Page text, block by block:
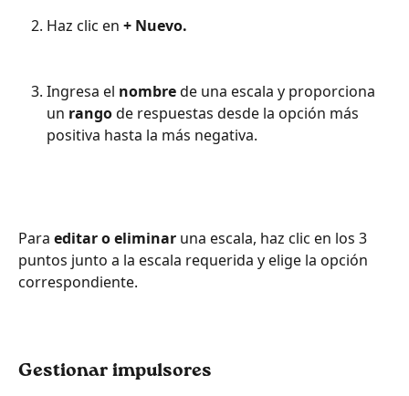
Haz clic en + Nuevo.
Ingresa el nombre de una escala y proporciona
un rango de respuestas desde la opción más
positiva hasta la más negativa.
Para editar o eliminar una escala, haz clic en los 3
puntos junto a la escala requerida y elige la opción
correspondiente.
Gestionar impulsores